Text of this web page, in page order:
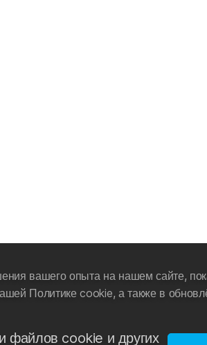
вашего опыта на нашем сайте,
Политике cookie, а также в
файлов cookie и других